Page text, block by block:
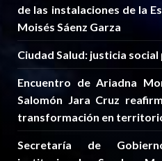
de las instalaciones de la
Moisés Sáenz Garza
Ciudad Salud: justicia
Encuentro de Ariadna
Salomón Jara Cruz
transformación en
Secretaría de